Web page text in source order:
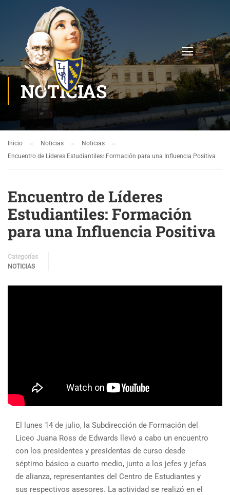
NOTICIAS
Inicio Noticias
Noticias
Encuentro de Líderes Estudiantiles: Formación para una Influencia Positiva
Encuentro de Líderes
Estudiantiles: Formación
para una Influencia Positiva
Categorías
NOTICIAS
El lunes 14 de julio, la Subdirección de Formación del
Liceo Juana Ross de Edwards llevó a cabo un encuentro
con los presidentes y presidentas de curso desde
séptimo básico a cuarto medio, junto a los jefes y jefas
de alianza, representantes del Centro de Estudiantes y
sus respectivos asesores. La actividad se realizó en el